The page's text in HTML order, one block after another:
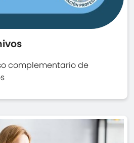
complementario de